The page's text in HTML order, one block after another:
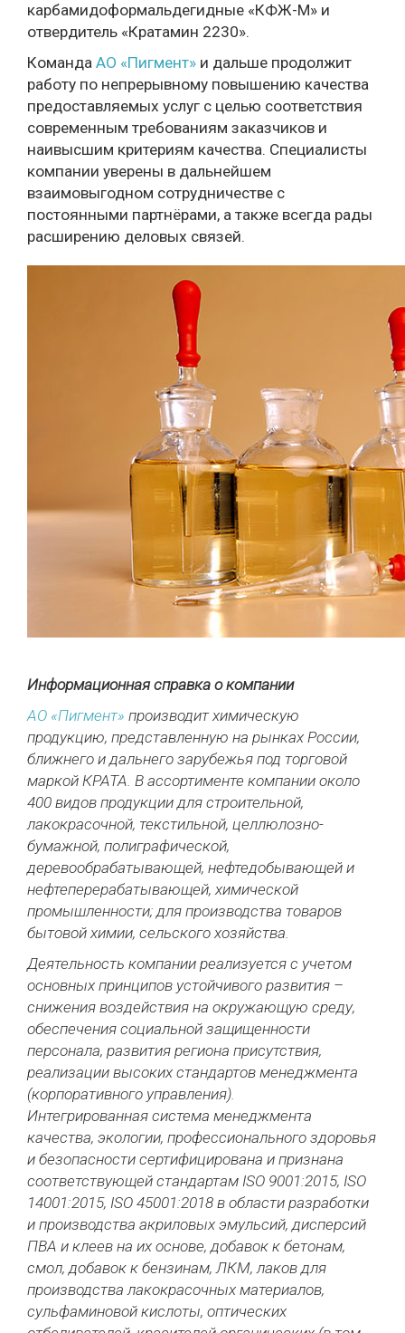
карбамидоформальдегидные «КФЖ-М» и
отвердитель «Кратамин 2230».
Команда АО «Пигмент» и дальше продолжит
работу по непрерывному повышению качества
предоставляемых услуг с целью соответствия
современным требованиям заказчиков и
наивысшим критериям качества. Специалисты
компании уверены в дальнейшем
взаимовыгодном сотрудничестве с
постоянными партнёрами, а также всегда рады
расширению деловых связей.
Информационная справка о компании
АО «Пигмент» производит химическую
продукцию, представленную на рынках России,
ближнего и дальнего зарубежья под торговой
маркой КРАТА. В ассортименте компании около
400 видов продукции для строительной,
лакокрасочной, текстильной, целлюлозно-
бумажной, полиграфической,
деревообрабатывающей, нефтедобывающей и
нефтеперерабатывающей, химической
промышленности; для производства товаров
бытовой химии, сельского хозяйства.
Деятельность компании реализуется с учетом
основных принципов устойчивого развития –
снижения воздействия на окружающую среду,
обеспечения социальной защищенности
персонала, развития региона присутствия,
реализации высоких стандартов менеджмента
(корпоративного управления).
Интегрированная система менеджмента
качества, экологии, профессионального здоровья
и безопасности сертифицирована и признана
соответствующей стандартам ISO 9001:2015, ISO
14001:2015, ISO 45001:2018 в области разработки
и производства акриловых эмульсий, дисперсий
ПВА и клеев на их основе, добавок к бетонам,
смол, добавок к бензинам, ЛКМ, лаков для
производства лакокрасочных материалов,
сульфаминовой кислоты, оптических